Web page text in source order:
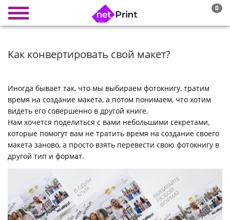
0
Как конвертировать свой макет?
Иногда бывает так, что мы выбираем фотокнигу, тратим
время на создание макета, а потом понимаем, что хотим
видеть его совершенно в другой книге.
Нам хочется поделиться с вами небольшими секретами,
которые помогут вам не тратить время на создание своего
макета заново, а просто взять перевести свою фотокнигу в
другой тип и формат.